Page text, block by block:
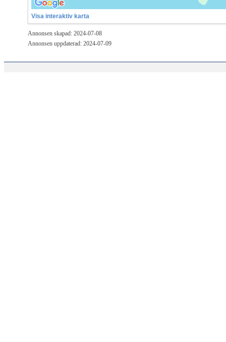
Visa interaktiv karta
Annonsen skapad: 2024-07-08
Annonsen uppdaterad: 2024-07-09